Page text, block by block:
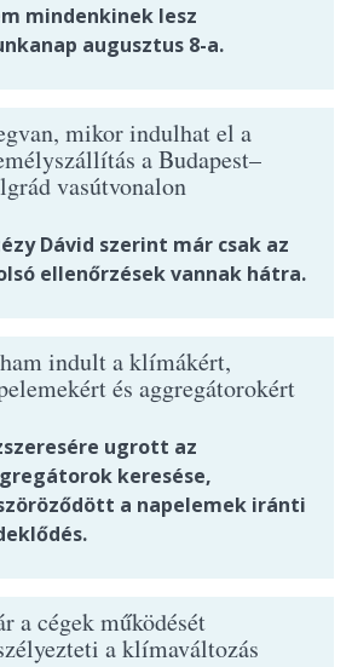
mindenkinek lesz
augusztus 8-a.
mikor indulhat el a
a Budapest–
vasútvonalon
Dávid szerint már csak az
ellenőrzések vannak hátra.
indult a klímákért,
és aggregátorokért
ugrott az
keresése,
a napelemek iránti
a cégek működését
a klímaváltozás